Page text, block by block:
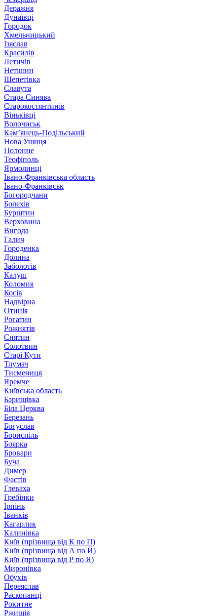
Деражня
Дунаївці
Городок
Хмельницький
Ізяслав
Красилів
Летичів
Нетішин
Шепетівка
Славута
Стара Синява
Старокостянтинів
Віньківці
Волочиськ
Кам’янець-Подільський
Нова Ушиця
Полонне
Теофіполь
Ярмолинці
Івано-Франківська область
Івано-Франківськ
Богородчани
Болехів
Бурштин
Верховина
Вигода
Галич
Городенка
Долина
Заболотів
Калуш
Коломия
Косів
Надвірна
Отинія
Рогатин
Рожнятів
Снятин
Солотвин
Старі Кути
Тлумач
Тисмениця
Яремче
Київська область
Баришівка
Біла Церква
Березань
Богуслав
Бориспіль
Боярка
Бровари
Буча
Димер
Фастів
Глеваха
Гребінки
Ірпінь
Іванків
Кагарлик
Калинівка
Київ (прізвища від К по П)
Київ (прізвища від А по Й)
Київ (прізвища від Р по Я)
Миронівка
Обухів
Переяслав
Раскопанці
Рокитне
Ржищів